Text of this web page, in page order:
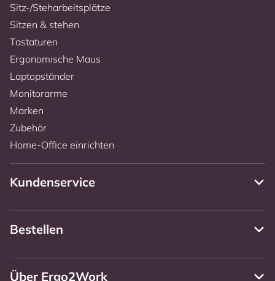
Sitz-/Steharbeitsplätze
Sitzen & stehen
Tastaturen
Ergonomische Maus
Laptopständer
Monitorarme
Marken
Zubehör
Home-Office einrichten
Kundenservice
Bestellen
Über Ergo2Work